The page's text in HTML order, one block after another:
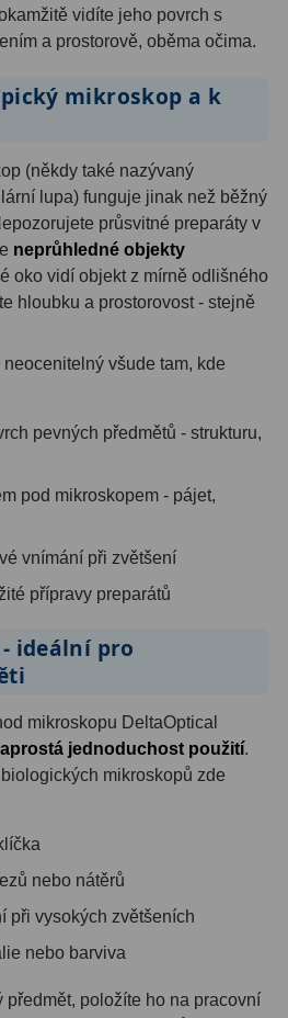
4
vidíte jeho povrch s
a prostorově, oběma očima.
mikroskop a k
(někdy také nazývaný
lupa) funguje jinak než běžný
průsvitné preparáty v
neprůhledné objekty
oko vidí objekt z mírně odlišného
hloubku a prostorovost - stejně
všude tam, kde
pevných předmětů - strukturu,
pod mikroskopem - pájet,
vnímání při zvětšení
přípravy preparátů
ideální pro
mikroskopu DeltaOptical
jednoduchost použití.
mikroskopů zde
nebo nátěrů
při vysokých zvětšeních
nebo barviva
předmět, položíte ho na pracovní